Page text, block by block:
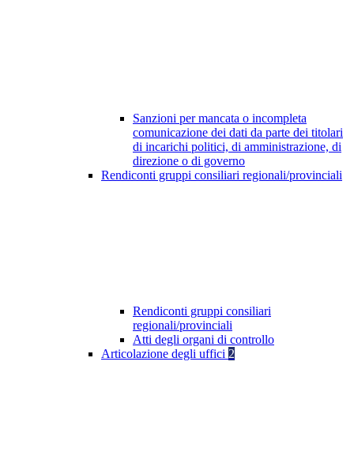
Sanzioni per mancata o incompleta
comunicazione dei dati da parte dei titolari
di incarichi politici, di amministrazione, di
direzione o di governo
Rendiconti gruppi consiliari regionali/provinciali
Rendiconti gruppi consiliari
regionali/provinciali
Atti degli organi di controllo
Articolazione degli uffici 2